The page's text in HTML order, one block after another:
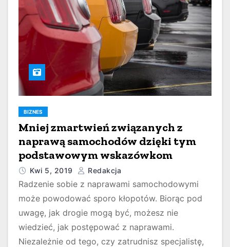
BIZNES
Mniej zmartwień związanych z
naprawą samochodów dzięki tym
podstawowym wskazówkom
Kwi 5, 2019 Redakcja
Radzenie sobie z naprawami samochodowymi
może powodować sporo kłopotów. Biorąc pod
uwagę, jak drogie mogą być, możesz nie
wiedzieć, jak postępować z naprawami.
Niezależnie od tego, czy zatrudnisz specjalistę,